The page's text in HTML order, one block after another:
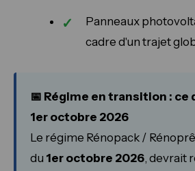
Panneaux
cadre d'un trajet
📅 Régime en transition : ce
1er octobre 2026
Le régime Rénopack /
du 1er octobre 2026, devrait